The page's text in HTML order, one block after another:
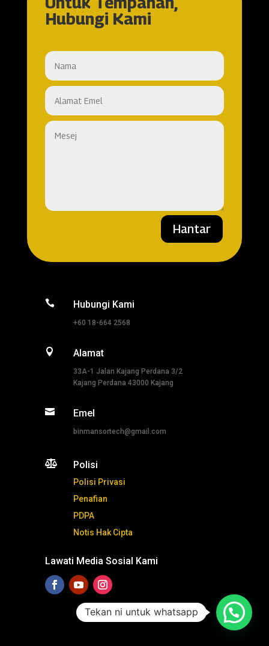
Hubungi Kami
Hantar
 Hubungi Kami
+60 18-664 2568
 Alamat
33A-1 Jalan Kajang Perdana 3/2
Kajang Perdana 43000 Kajang
 Emel
binmansortech@gmail.com
 Polisi
Polisi Privasi
Penafian
PDPA
Notis Hak Cipta
Lawati Media Sosial Kami
Tekan ni untuk whatsapp